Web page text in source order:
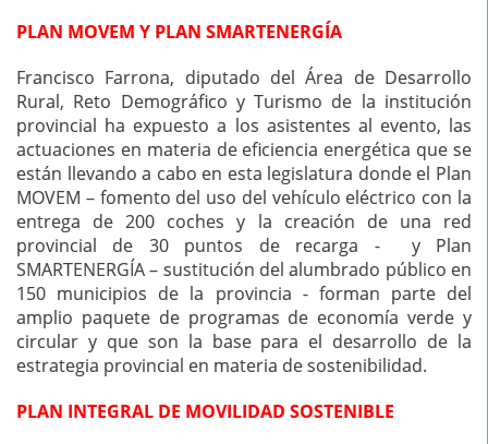
PLAN MOVEM Y PLAN SMARTENERGÍA
Francisco Farrona, diputado del Área de Desarrollo
Rural, Reto Demográfico y Turismo de la institución
provincial ha expuesto a los asistentes al evento, las
actuaciones en materia de eficiencia energética que se
están llevando a cabo en esta legislatura donde el Plan
MOVEM – fomento del uso del vehículo eléctrico con la
entrega de 200 coches y la creación de una red
provincial de 30 puntos de recarga - y Plan
SMARTENERGÍA – sustitución del alumbrado público en
150 municipios de la provincia - forman parte del
amplio paquete de programas de economía verde y
circular y que son la base para el desarrollo de la
estrategia provincial en materia de sostenibilidad.
PLAN INTEGRAL DE MOVILIDAD SOSTENIBLE